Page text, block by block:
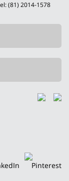
(81) 2014-1578